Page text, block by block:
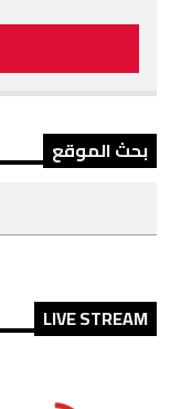
بحث الموقع
LIVE STREAM